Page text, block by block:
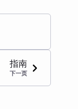
指南
下一页